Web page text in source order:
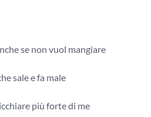
se non vuol mangiare
sale e fa male
più forte di me